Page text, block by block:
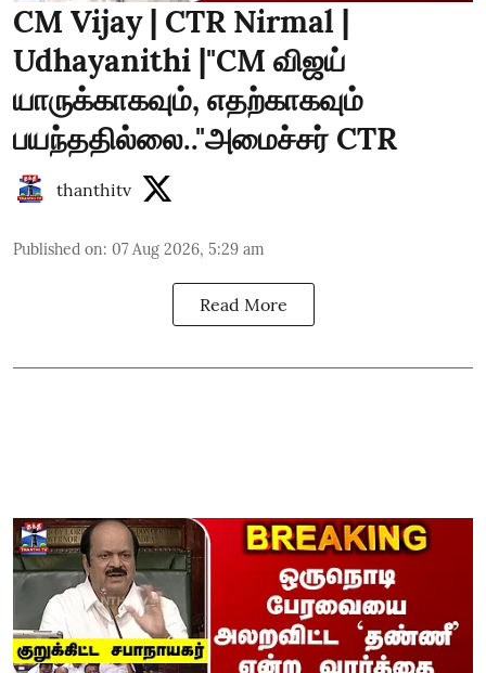
CM Vijay | CTR Nirmal |
Udhayanithi |"CM விஜய்
யாருக்காகவும், எதற்காகவும்
பயந்ததில்லை.."அமைச்சர் CTR
thanthitv
Published on: 07 Aug 2026, 5:29 am
Read More